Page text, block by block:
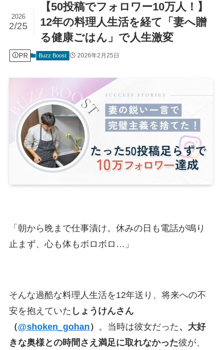
【50投稿でフォロワー10万人！】
12年の料理人生活を経て「妻へ贈
る健康ごはん」で人生激変
2026
2/25
PR Buzz Boost 2026年2月25日
「朝から晩まで仕事漬け。休みの日も電話が鳴り
止まず、心も体もボロボロ…」
そんな過酷な料理人生活を12年送り、将来への不
安を抱えていた しょうけんさん
（@shoken_gohan） 。当時は彼女だった 、大好
きな奥様との時間さえ満足に取れなかった彼が、